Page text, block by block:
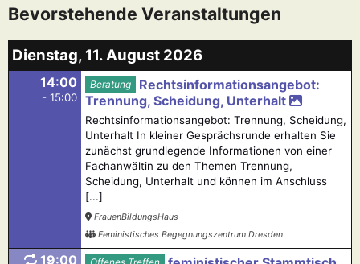
Bevorstehende Veranstaltungen
Dienstag, 11. August 2026
14:00
- 15:00
Beratung
Rechtsinformationsangebot:
Trennung, Scheidung, Unterhalt
Rechtsinformationsangebot: Trennung, Scheidung,
Unterhalt In kleiner Gesprächsrunde erhalten Sie
zunächst grundlegende Informationen von einer
Fachanwältin zu den Themen Trennung,
Scheidung, Unterhalt und können im Anschluss
[...]
FrauenBildungsHaus
Feministisches Begegnungszentrum Dresden
19:00